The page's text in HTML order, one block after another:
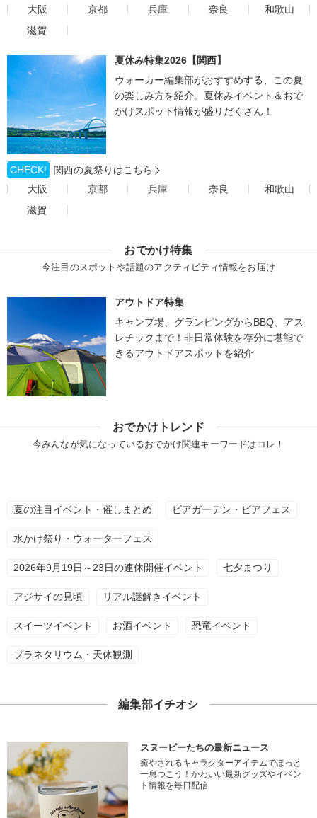
大阪
京都 兵庫 奈良
和歌山
滋賀
夏休み特集2026【関西】
ウォーカー編集部がおすすめする、この夏
の楽しみ方を紹介。夏休みイベント＆おで
かけスポット情報が盛りだくさん！
CHECK!
関西の夏祭りはこちら
大阪
京都 兵庫 奈良
和歌山
滋賀
おでかけ特集
今注目のスポットや話題のアクティビティ情報をお届け
アウトドア特集
キャンプ場、グランピングからBBQ、アス
レチックまで！非日常体験を存分に堪能で
きるアウトドアスポットを紹介
おでかけトレンド
今みんなが気になっているおでかけ関連キーワードはコレ！
夏の注目イベント・催しまとめ ビアガーデン・ビアフェス
水かけ祭り・ウォーターフェス
2026年9月19日～23日の連休開催イベント 七夕まつり
アジサイの見頃 リアル謎解きイベント
スイーツイベント お酒イベント 恐竜イベント
プラネタリウム・天体観測
編集部イチオシ
スヌーピーたちの最新ニュース
癒やされるキャラクターアイテムでほっと
一息つこう！かわいい最新グッズやイベン
ト情報を毎日配信